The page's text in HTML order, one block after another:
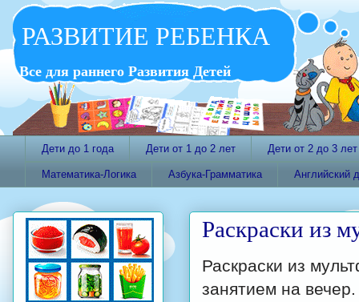
РАЗВИТИЕ РЕБЕНКА
Все для раннего Развития Детей
Дети до 1 года Дети от 1 до 2 лет Дети от 2 до 3 лет
Математика-Логика Азбука-Грамматика Английский
Раскраски из
Раскраски из
занятием на вечер.